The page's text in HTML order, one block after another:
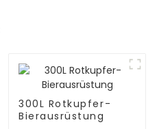
300L Rotkupfer-
Bierausrüstung